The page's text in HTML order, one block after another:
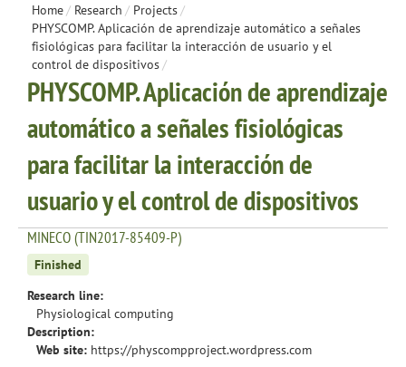
Home/ Research / Projects/
PHYSCOMP. Aplicación de aprendizaje automático a señales
fisiológicas para facilitar la interacción de usuario y el
control de dispositivos/
PHYSCOMP. Aplicación de aprendizaje
automático a señales fisiológicas
para facilitar la interacción de
usuario y el control de dispositivos
MINECO (TIN2017-85409-P)
Finished
Research line:
Physiological computing
Description:
Web site: https://physcompproject.wordpress.com